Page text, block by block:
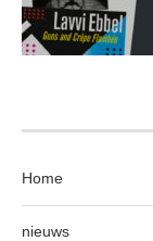
Home
nieuws